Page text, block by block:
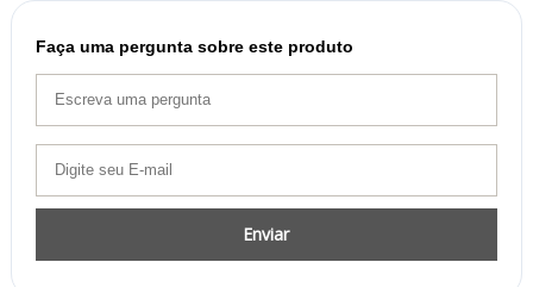
Faça uma pergunta sobre este produto
Enviar